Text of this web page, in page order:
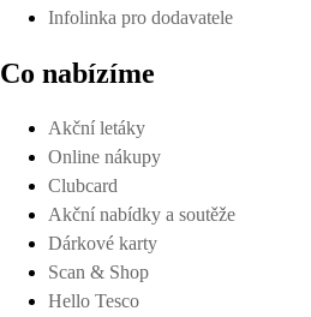
Infolinka pro dodavatele
Co nabízíme
Akční letáky
Online nákupy
Clubcard
Akční nabídky a soutěže
Dárkové karty
Scan & Shop
Hello Tesco